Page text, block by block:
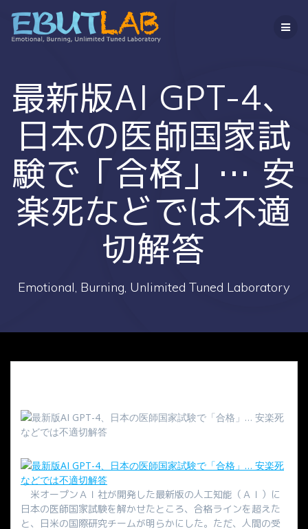
ン
テ
ス
キ
ッ
プ
最新版AI GPT-4、
日本の医師国家試
験で「合格」… 安
楽死などでは不適
切解答
Emotional, Burning, Unlimited Tuned Laboratory
米オープンＡＩ社が開発した最新版の人工知能（ＡＩ）に
日本の医師国家試験を解かせたところ、合格ラインを超えた
と、日米の国際研究チームが明らかにした。ただ、人間の受